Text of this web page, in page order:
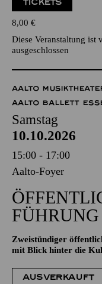
Diese Veranstaltung ist
AALTO MUSIKTHEATER
AALTO BALLETT
Samstag
10.10.2026
15:00 - 17:00
Aalto-Foyer
FÜHRUNG
Zweistündiger
mit Blick hinter die
AUSVERKAUFT